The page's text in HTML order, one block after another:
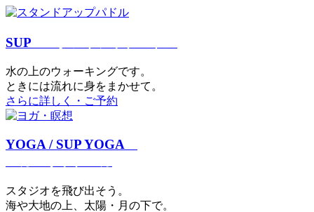
SUP
⽔の上のウォーキングです。
ときには流れに身をまかせて。
さらに詳しく・ご予約
YOGA / SUP YOGA
スタジオを⾶び出そう。
海や大地の上、太陽・⽉の下で。